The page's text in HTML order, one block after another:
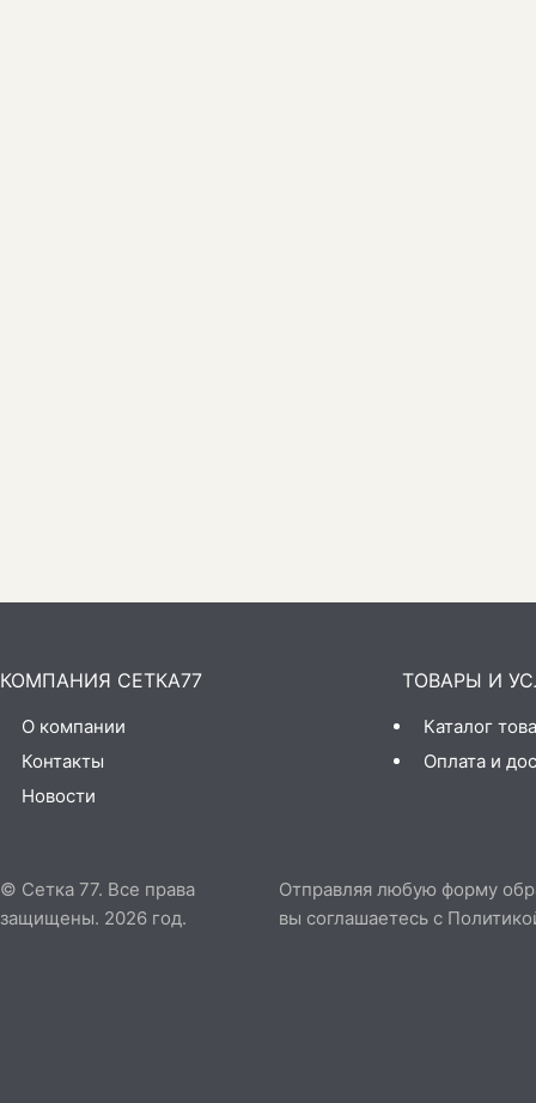
КОМПАНИЯ СЕТКА77
О компании
Контакты
Новости
ТОВАРЫ И
Каталог
Оплата и
© Сетка 77. Все права
защищены. 2026 год.
Отправляя любую форму
вы соглашаетесь с